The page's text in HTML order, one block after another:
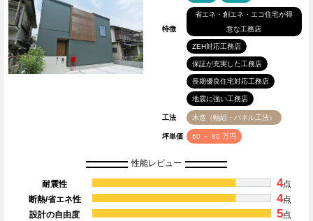
特徴
省エネ・創エネ・エコ住宅が得
意な工務店
ZEH対応工務店
保証が充実した工務店
長期優良住宅対応工務店
地震に強い工務店
工法 木造（軸組・パネル工法）
坪単価 60 ～ 80 万円
性能レビュー
耐震性 4点
断熱/省エネ性
4点
設計の自由度
5点